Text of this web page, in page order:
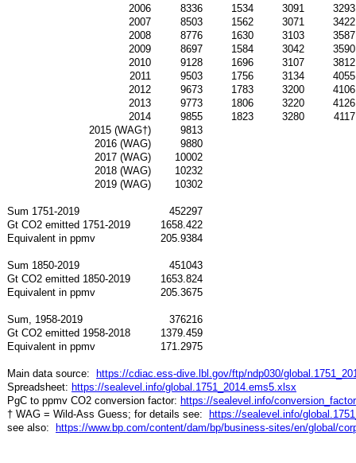
2006
8336 1534 3091
3293
2007
8503 1562 3071
3422
2008
8776 1630 3103
3587
2009
8697 1584 3042
3590
2010
9128 1696 3107
3812
2011
9503 1756 3134
4055
2012
9673 1783 3200
4106
2013
9773 1806 3220
4126
2014
9855 1823 3280
4117
2015 (WAG†)
9813
2016 (WAG)
9880
2017 (WAG)
10002
2018 (WAG)
10232
2019 (WAG)
10302
Sum 1751-2019
452297
Gt CO2 emitted 1751-2019
1658.422
Equivalent in ppmv
205.9384
Sum 1850-2019
451043
Gt CO2 emitted 1850-2019
1653.824
Equivalent in ppmv
205.3675
Sum, 1958-2019
376216
Gt CO2 emitted 1958-2018
1379.459
Equivalent in ppmv
171.2975
Main data source: https://cdiac.ess-dive.lbl.gov/ftp/ndp030/
Spreadsheet: https://sealevel.info/global.1751_2014.ems5.xlsx
PgC to ppmv CO2 conversion factor: https://sealevel.info/
† WAG = Wild-Ass Guess; for details see: https://sealevel.info/
see also: https://www.bp.com/content/dam/bp/business-sites/en/global/